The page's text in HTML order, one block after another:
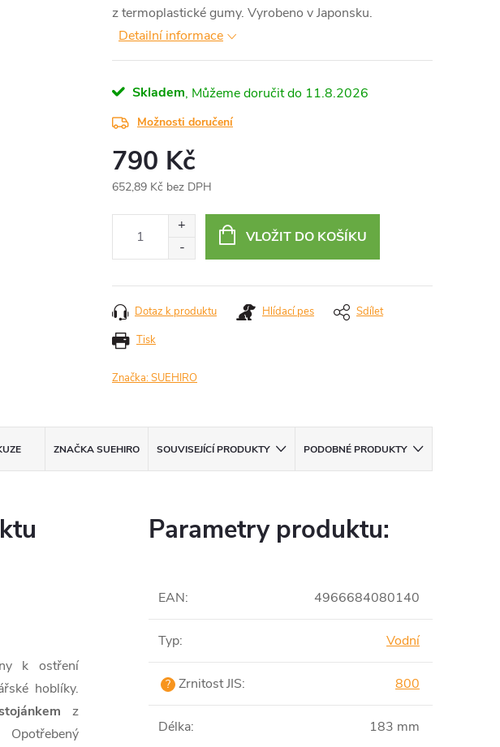
z termoplastické gumy. Vyrobeno v Japonsku.
Detailní informace
Skladem 11.8.2026
Možnosti doručení
790 Kč
652,89 Kč bez DPH
VLOŽIT DO KOŠÍKU
Tisk
Dotaz k produktu Hlídací pes Sdílet
Značka:SUEHIRO
ZNAČKASUEHIRO SOUVISEJÍCÍ PRODUKTY PODOBNÉ PRODUKTY
k ostření
hoblíky.
z
Parametry produktu:
EAN: 4966684080140
Typ: Vodní
? Zrnitost JIS: 800
Délka: 183 mm